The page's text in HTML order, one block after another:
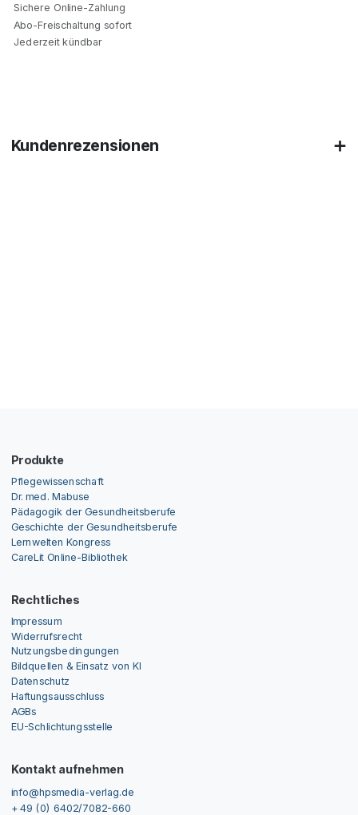
Sichere Online-Zahlung
Abo-Freischaltung sofort
Jederzeit kündbar
Kundenrezensionen
Produkte
Pflegewissenschaft
Dr. med. Mabuse
Pädagogik der Gesundheitsberufe
Geschichte der Gesundheitsberufe
Lernwelten Kongress
CareLit Online-Bibliothek
Rechtliches
Impressum
Widerrufsrecht
Nutzungsbedingungen
Bildquellen & Einsatz von KI
Datenschutz
Haftungsausschluss
AGBs
EU-Schlichtungsstelle
Kontakt aufnehmen
info@hpsmedia-verlag.de
+ 49 (0) 6402/7082-660